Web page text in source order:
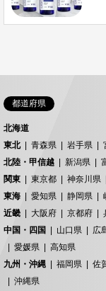
都道府県
北海道
東北
青森県 岩手県
北陸・甲信越
新潟県
関東
東京都 神奈川県
東海
愛知県 静岡県
近畿
大阪府 京都府
中国・四国
山口県 広
愛媛県
高知県
九州・沖縄
福岡県 佐
沖縄県